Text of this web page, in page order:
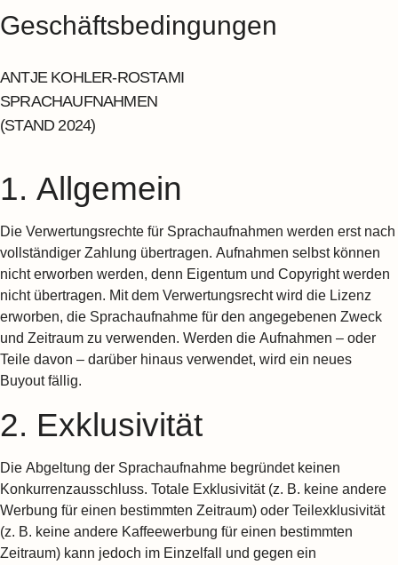
Geschäftsbedingungen ​
ANTJE KOHLER-ROSTAMI
SPRACHAUFNAHMEN
(STAND 2024)
1. Allgemein
Die Verwertungsrechte für Sprachaufnahmen werden erst nach
vollständiger Zahlung übertragen. Aufnahmen selbst können
nicht erworben werden, denn Eigentum und Copyright werden
nicht übertragen. Mit dem Verwertungsrecht wird die Lizenz
erworben, die Sprachaufnahme für den angegebenen Zweck
und Zeitraum zu verwenden. Werden die Aufnahmen – oder
Teile davon – darüber hinaus verwendet, wird ein neues
Buyout fällig.
2. Exklusivität
Die Abgeltung der Sprachaufnahme begründet keinen
Konkurrenzausschluss. Totale Exklusivität (z. B. keine andere
Werbung für einen bestimmten Zeitraum) oder Teilexklusivität
(z. B. keine andere Kaffeewerbung für einen bestimmten
Zeitraum) kann jedoch im Einzelfall und gegen ein